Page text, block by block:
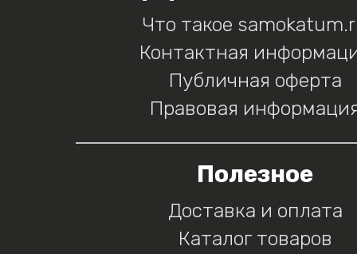
Что такое
Контактная
Публичная оферта
Правовая
Полезное
Доставка и оплата
Каталог товаров